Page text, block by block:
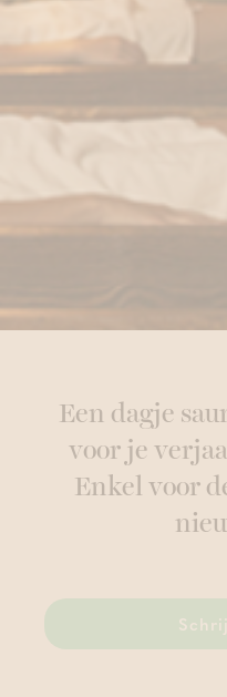
Een dagje
voor je
Enkel voor